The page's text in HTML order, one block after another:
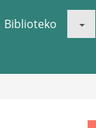
Biblioteko